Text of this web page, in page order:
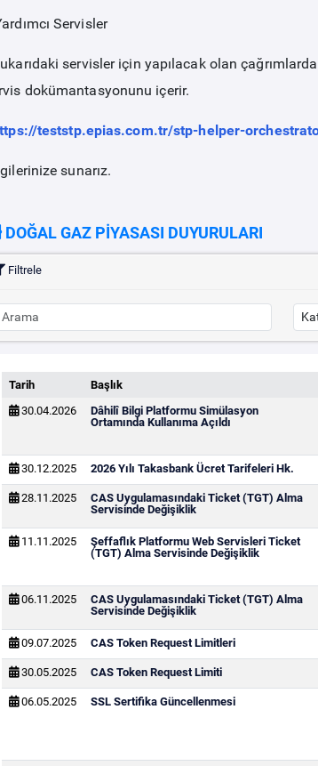
Servisler
servisler için yapılacak olan
dokümantasyonunu içerir.
teststp.epias.com.tr/stp-helper-
sunarız.
DOĞAL GAZ PİYASASI DUYURULARI
Filtrele
Tarih Başlık
30.04.2026
Dâhilî Bilgi Platformu Simülasyon
Ortamında Kullanıma Açıldı
30.12.2025 2026 Yılı Takasbank Ücret Tarifeleri Hk.
28.11.2025
CAS Uygulamasındaki Ticket (TGT) Alma
Servisinde Değişiklik
11.11.2025
Şeffaflık Platformu Web Servisleri Ticket
(TGT) Alma Servisinde Değişiklik
06.11.2025
CAS Uygulamasındaki Ticket (TGT) Alma
Servisinde Değişiklik
09.07.2025 CAS Token Request Limitleri
30.05.2025 CAS Token Request Limiti
06.05.2025 SSL Sertifika Güncellenmesi